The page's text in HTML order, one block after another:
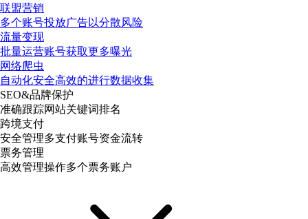
联盟营销
多个账号投放广告以分散风险
流量变现
批量运营账号获取更多曝光
网络爬虫
自动化安全高效的进行数据收集
SEO&品牌保护
准确跟踪网站关键词排名
跨境支付
安全管理多支付账号资金流转
票务管理
高效管理操作多个票务账户